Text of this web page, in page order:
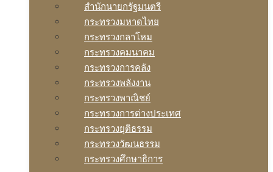
สํานักนายกรัฐมนตรี
กระทรวงมหาดไทย
กระทรวงกลาโหม
กระทรวงคมนาคม
กระทรวงการคลัง
กระทรวงพลังงาน
กระทรวงพาณิชย์
กระทรวงการต่างประเทศ
กระทรวงยุติธรรม
กระทรวงวัฒนธรรม
กระทรวงศึกษาธิการ